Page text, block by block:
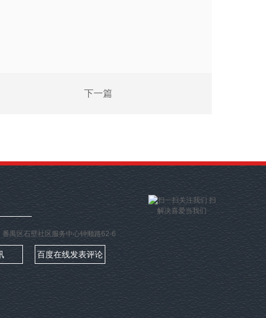
下一篇
番禺区石壁社区服务中心钟顺路62-6
百度在线发表评论
扫
解决喜爱当我们